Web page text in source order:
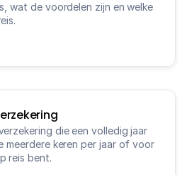
wat de voordelen zijn en welke
die een volledig jaar
meerdere keren per jaar of voor
reis bent.